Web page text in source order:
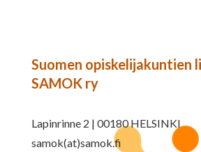
Suomen opiskelijakuntien
SAMOK ry
Lapinrinne 2 | 00180 HELSINKI
samok(at)samok.fi